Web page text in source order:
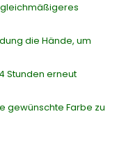
gleichmäßigeres
die Hände, um
Stunden erneut
gewünschte Farbe zu